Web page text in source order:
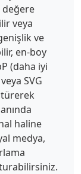
değere
veya
ve
en-boy
(daha iyi
SVG
haline
medya,